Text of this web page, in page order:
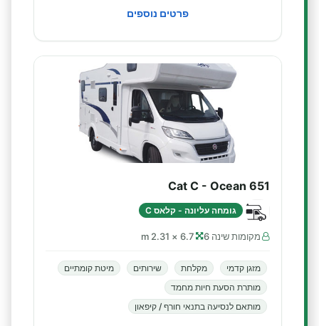
פרטים נוספים
Cat C - Ocean 651
גומחה עליונה - קלאס C
מקומות שינה 6 6.7 × 2.31 m
מזגן קדמי מקלחת שירותים
מיטת קומתיים
מותרת הסעת חיות מחמד
מותאם לנסיעה בתנאי חורף / קיפאון